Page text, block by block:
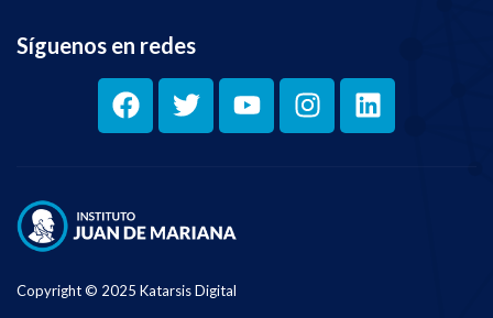
Síguenos en redes
Copyright © 2025 Katarsis Digital